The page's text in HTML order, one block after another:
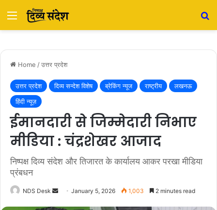
Menu
Home /उत्तर प्रदेश
उत्तर प्रदेश दिव्य सन्देश विशेष ब्रेकिंग न्यूज राष्ट्रीय
लखनऊ
हिंदी न्यूज़
ईमानदारी से जिम्मेदारी निभाए
मीडिया : चंद्रशेखर आजाद
निष्पक्ष दिव्य संदेश और तिजारत के कार्यालय आकर परखा मीडिया
प्रंबधन
NDS Desk January 5, 2026 1,003 2 minutes read